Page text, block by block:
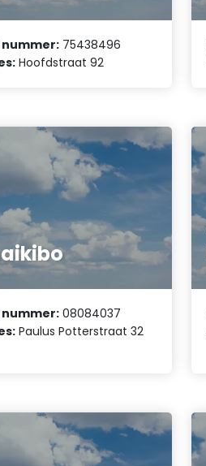
nummer: 75438496
Hoofdstraat 92
nummer: 08084037
Paulus Potterstraat 32